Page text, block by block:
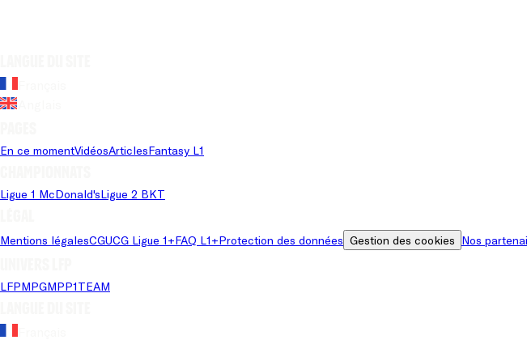
En ce momentVidéosArticlesFantasy L1
Ligue 1 McDonald'sLigue 2 BKT
Mentions légalesCGUCG Ligue 1+FAQ L1+Protection des données Gestion des cookies Nos
LFPMPGMPP1TEAM